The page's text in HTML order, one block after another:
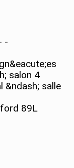
-
salon 4
&ndash; salle
89L